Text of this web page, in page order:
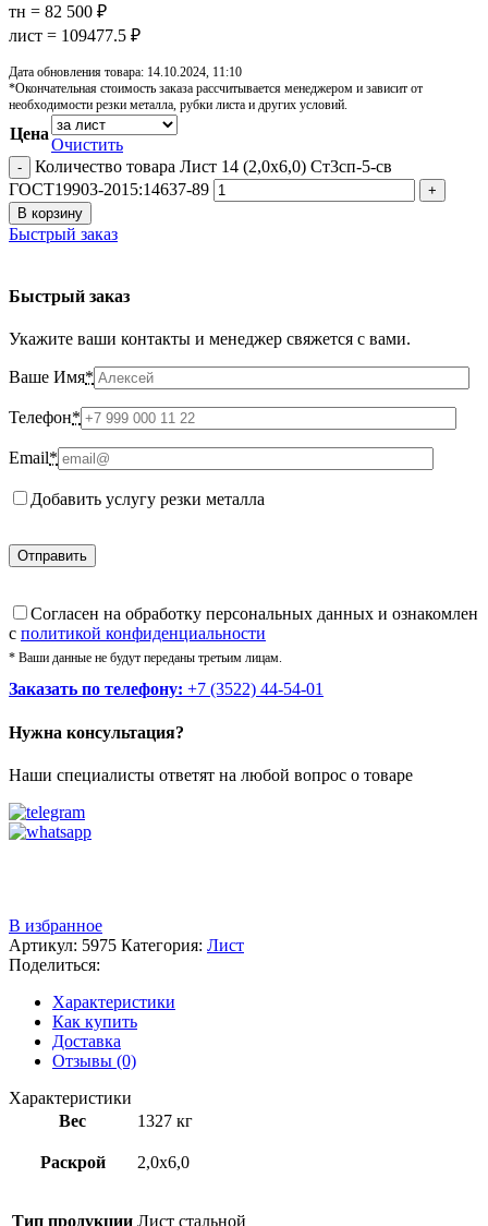
тн = 82 500 ₽
лист = 109477.5 ₽
Дата обновления товара: 14.10.2024, 11:10
*Окончательная стоимость заказа рассчитывается менеджером и зависит от
необходимости резки металла, рубки листа и других условий.
Цена
Очистить
Количество товара Лист 14 (2,0х6,0) Ст3сп-5-св
ГОСТ19903-2015:14637-89
В корзину
Быстрый заказ
Быстрый заказ
Укажите ваши контакты и менеджер свяжется с вами.
Ваше Имя*
Телефон*
Email*
Добавить услугу резки металла
Cогласен на обработку персональных данных и ознакомлен
с политикой конфиденциальности
* Ваши данные не будут переданы третьим лицам.
Заказать по телефону: +7 (3522) 44-54-01
Нужна консультация?
Наши специалисты ответят на любой вопрос о товаре
В избранное
Артикул: 5975 Категория: Лист
Поделиться:
Характеристики
Как купить
Доставка
Отзывы (0)
Характеристики
Вес
1327 кг
Раскрой 2,0х6,0
Тип продукции Лист стальной